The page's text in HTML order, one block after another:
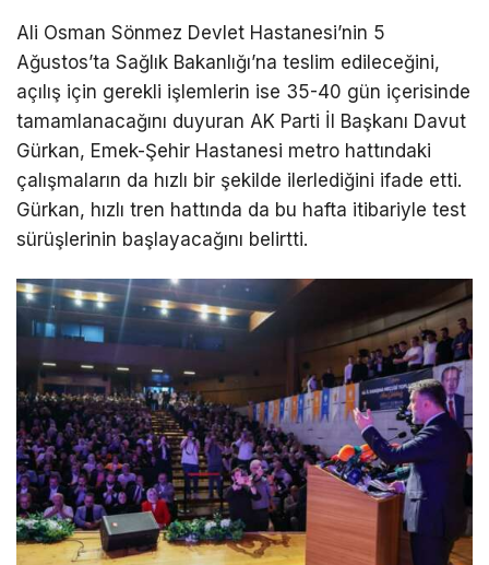
Ali Osman Sönmez Devlet Hastanesi’nin 5
Ağustos’ta Sağlık Bakanlığı’na teslim edileceğini,
açılış için gerekli işlemlerin ise 35-40 gün içerisinde
tamamlanacağını duyuran AK Parti İl Başkanı Davut
Gürkan, Emek-Şehir Hastanesi metro hattındaki
çalışmaların da hızlı bir şekilde ilerlediğini ifade etti.
Gürkan, hızlı tren hattında da bu hafta itibariyle test
sürüşlerinin başlayacağını belirtti.